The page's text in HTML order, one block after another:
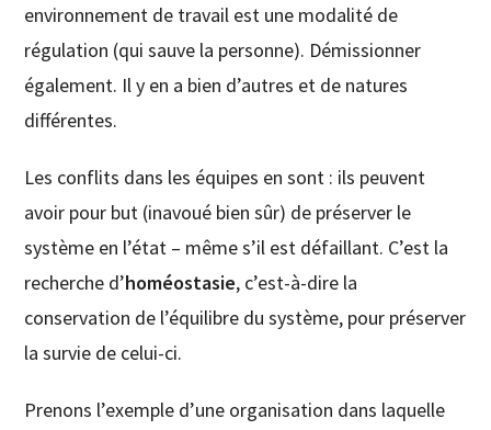
environnement de travail est une modalité de
régulation (qui sauve la personne). Démissionner
également. Il y en a bien d’autres et de natures
différentes.
Les conflits dans les équipes en sont : ils peuvent
avoir pour but (inavoué bien sûr) de préserver le
système en l’état – même s’il est défaillant. C’est la
recherche d’homéostasie, c’est-à-dire la
conservation de l’équilibre du système, pour préserver
la survie de celui-ci.
Prenons l’exemple d’une organisation dans laquelle